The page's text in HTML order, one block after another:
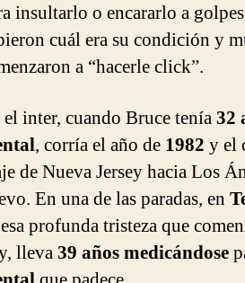
insultarlo o encararlo a
cuál era su condición y
a “hacerle click”.
inter, cuando Bruce tenía32
, corría el año de 1982 y el
de Nueva Jersey hacia Los
En una de las paradas, en
profunda tristeza que
lleva39 años medicándose